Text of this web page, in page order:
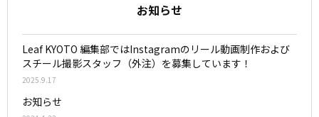
お知らせ
Leaf KYOTO 編集部ではInstagramのリール動画制作および
スチール撮影スタッフ（外注）を募集しています！
2025.9.17
お知らせ